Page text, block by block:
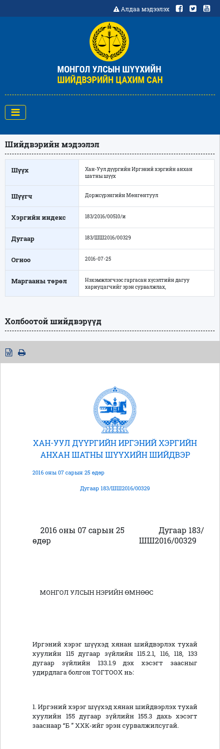
Алдаа мэдээлэх
Шийдвэрийн мэдээлэл
Шүүх
Хан-Уул дүүргийн Иргэний хэргийн анхан
шатны шүүх
Шүүгч Доржсүрэнгийн Мөнгөнтуул
Хэргийн индекс 183/2016/00510/и
Дугаар 183/ШШ2016/00329
Огноо 2016-07-25
Маргааны төрөл
Нэхэмжлэгчээс гаргасан хүсэлтийн дагуу
хариуцагчийг эрэн сурвалжлах,
Холбоотой шийдвэрүүд
ХАН-УУЛ ДҮҮРГИЙН ИРГЭНИЙ ХЭРГИЙН
АНХАН ШАТНЫ ШҮҮХИЙН ШИЙДВЭР
2016 оны 07 сарын 25 өдөр
Дугаар 183/ШШ2016/00329
2016 оны 07 сарын 25
өдөр
Дугаар 183/
ШШ2016/
МОНГОЛ УЛСЫН НЭРИЙН ӨМНӨӨС
Иргэний хэрэг шүүхэд хянан шийдвэрлэх тухай
хуулийн 115 дугаар зүйлийн 115.2.1, 116, 118, 133
дугаар зүйлийн 133.1.9 дэх хэсэгт заасныг
удирдлага болгон ТОГТООХ нь:
1. Иргэний хэрэг шүүхэд хянан шийдвэрлэх тухай
хуулийн 155 дугаар зүйлийн 155.3 дахь хэсэгт
зааснаар “Б ” ХХК-ийг эрэн сурвалжилсугай.